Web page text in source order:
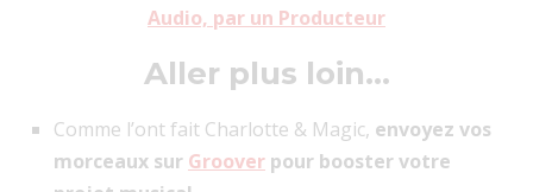
Audio, par un Producteur
Aller plus loin…
Comme l’ont fait Charlotte & Magic, envoyez vos
morceaux sur Groover pour booster votre